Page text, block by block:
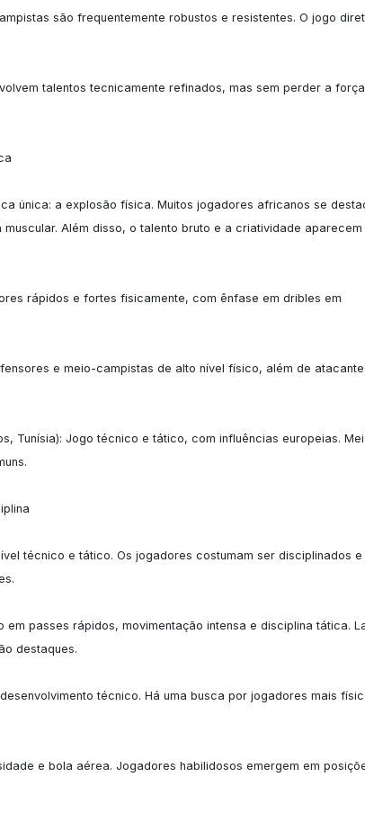
são frequentemente robustos e resistentes. O jogo
talentos tecnicamente refinados, mas sem perder a
única: a explosão física. Muitos jogadores africanos se
Além disso, o talento bruto e a criatividade aparecem
rápidos e fortes fisicamente, com ênfase em dribles em
e meio-campistas de alto nível físico, além de
Tunísia): Jogo técnico e tático, com influências europeias.
técnico e tático. Os jogadores costumam ser disciplinados e
em passes rápidos, movimentação intensa e disciplina tática.
destaques.
técnico. Há uma busca por jogadores mais
e bola aérea. Jogadores habilidosos emergem em